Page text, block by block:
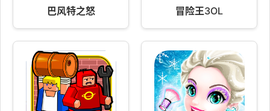
巴风特之怒 冒险王3OL